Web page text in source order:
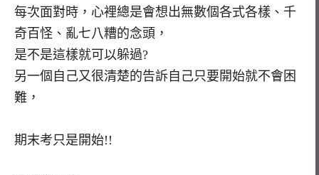
每次面對時，心裡總是會想出無數個各式各樣、千
奇百怪、亂七八糟的念頭，
是不是這樣就可以躲過?
另一個自己又很清楚的告訴自己只要開始就不會困
難，
期末考只是開始!!